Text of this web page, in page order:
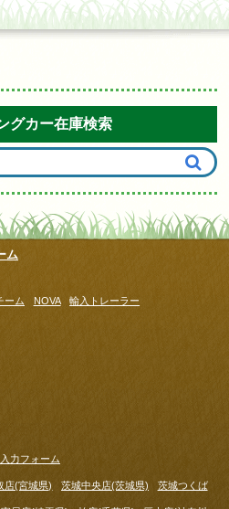
グカー在庫検索
ム
ーム NOVA 輸入トレーラー
力フォーム
店(宮城県) 茨城中央店(茨城県) 茨城つくば